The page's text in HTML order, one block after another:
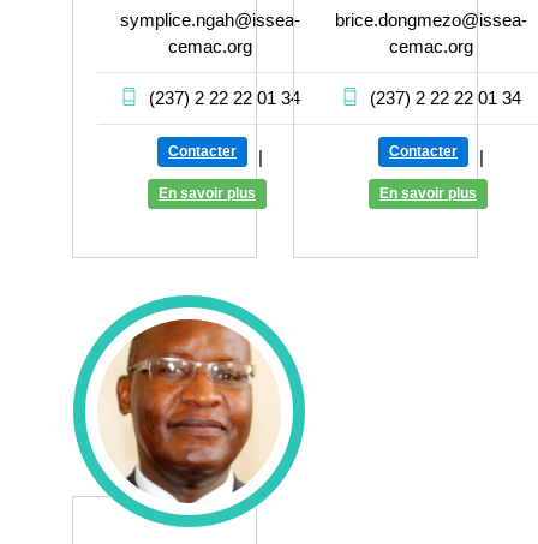
symplice.ngah@issea-
cemac.org
(237) 2 22 22 01 34
Contacter |
En savoir plus
brice.dongmezo@issea-
cemac.org
(237) 2 22 22 01 34
Contacter |
En savoir plus